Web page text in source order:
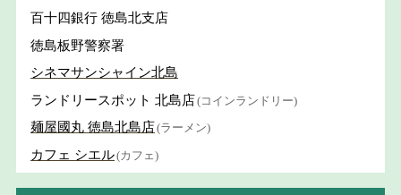
百十四銀行 徳島北支店
徳島板野警察署
シネマサンシャイン北島
ランドリースポット 北島店(コインランドリー)
麺屋國丸 徳島北島店(ラーメン)
カフェ シエル(カフェ)